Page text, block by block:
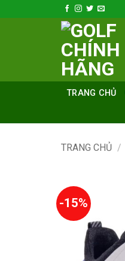
qua
TRANG CHỦ
TRANG CHỦ /
-15%